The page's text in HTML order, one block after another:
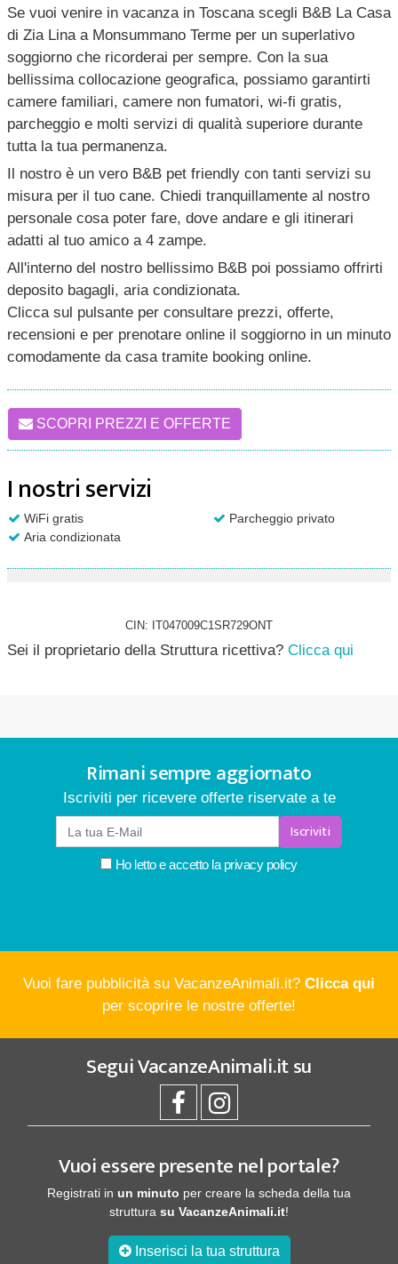
Se vuoi venire in vacanza in Toscana scegli B&B La Casa
di Zia Lina a Monsummano Terme per un superlativo
soggiorno che ricorderai per sempre. Con la sua
bellissima collocazione geografica, possiamo garantirti
camere familiari, camere non fumatori, wi-fi gratis,
parcheggio e molti servizi di qualità superiore durante
tutta la tua permanenza.
Il nostro è un vero B&B pet friendly con tanti servizi su
misura per il tuo cane. Chiedi tranquillamente al nostro
personale cosa poter fare, dove andare e gli itinerari
adatti al tuo amico a 4 zampe.
All'interno del nostro bellissimo B&B poi possiamo offrirti
deposito bagagli, aria condizionata.
Clicca sul pulsante per consultare prezzi, offerte,
recensioni e per prenotare online il soggiorno in un minuto
comodamente da casa tramite booking online.
SCOPRI PREZZI E OFFERTE
I nostri servizi
WiFi gratis
Parcheggio privato
Aria condizionata
CIN: IT047009C1SR729ONT
Sei il proprietario della Struttura ricettiva? Clicca qui
Rimani sempre aggiornato
Iscriviti per ricevere offerte riservate a te
Iscriviti
Ho letto e accetto la privacy policy
Vuoi fare pubblicità su VacanzeAnimali.it? Clicca qui
per scoprire le nostre offerte!
SeguiVacanzeAnimali.itsu
Vuoi essere presente nel portale?
Registrati in un minuto per creare la scheda della tua
struttura su VacanzeAnimali.it!
Inserisci la tua struttura